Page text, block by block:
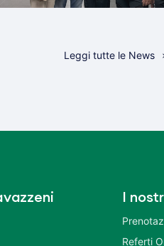
Leggi tutte le News
I
Referti